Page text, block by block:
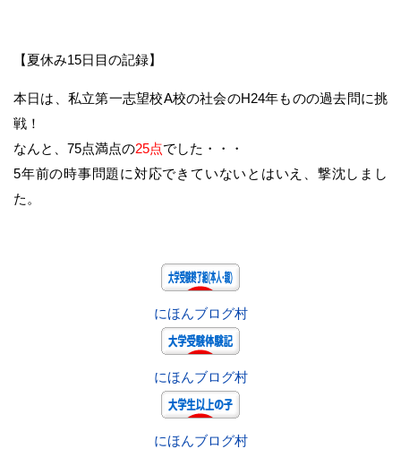
【夏休み15日目の記録】
本日は、私立第一志望校A校の社会のH24年ものの過去問に挑
戦！
なんと、75点満点の25点でした・・・
5年前の時事問題に対応できていないとはいえ、撃沈しまし
た。
にほんブログ村
にほんブログ村
にほんブログ村